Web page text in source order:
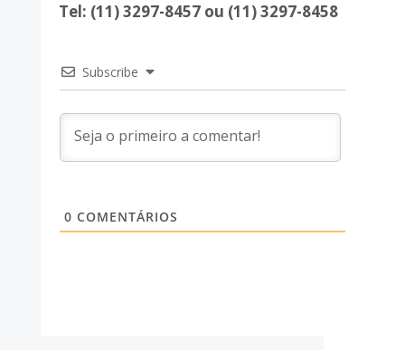
Tel: (11) 3297-8457 ou (11) 3297-8458
Subscribe
0 COMENTÁRIOS